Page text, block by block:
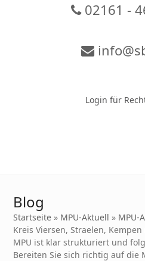
02161 -
Login für
Blog
Startseite » MPU-Aktuell » MPU-
Kreis Viersen, Straelen,
MPU ist klar strukturiert und
Bereiten Sie sich richtig auf die